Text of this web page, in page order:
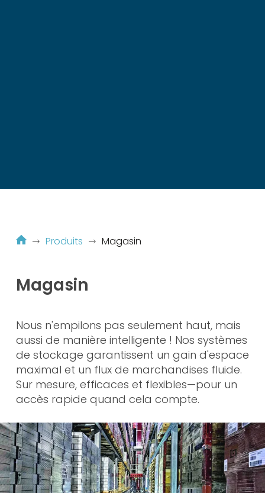
Produits Magasin
Magasin
Nous n'empilons pas seulement haut, mais
aussi de manière intelligente ! Nos systèmes
de stockage garantissent un gain d'espace
maximal et un flux de marchandises fluide.
Sur mesure, efficaces et flexibles—pour un
accès rapide quand cela compte.